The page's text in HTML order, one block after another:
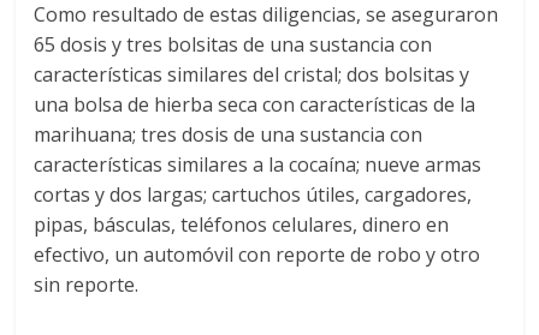
Como resultado de estas diligencias, se aseguraron
65 dosis y tres bolsitas de una sustancia con
características similares del cristal; dos bolsitas y
una bolsa de hierba seca con características de la
marihuana; tres dosis de una sustancia con
características similares a la cocaína; nueve armas
cortas y dos largas; cartuchos útiles, cargadores,
pipas, básculas, teléfonos celulares, dinero en
efectivo, un automóvil con reporte de robo y otro
sin reporte.